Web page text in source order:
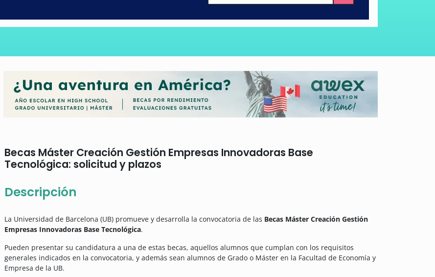
Becas Máster Creación Gestión Empresas Innovadoras Base
Tecnológica: solicitud y plazos
Descripción
La Universidad de Barcelona (UB) promueve y desarrolla la convocatoria de las Becas Máster Creación Gestión
Empresas Innovadoras Base Tecnológica.
Pueden presentar su candidatura a una de estas becas, aquellos alumnos que cumplan con los requisitos
generales indicados en la convocatoria, y además sean alumnos de Grado o Máster en la Facultad de Economía y
Empresa de la UB.